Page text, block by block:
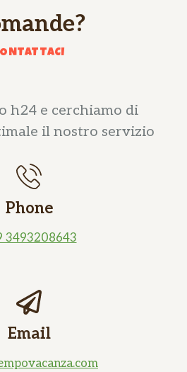
h24 e cerchiamo di
il nostro servizio
Phone
3493208643
Email